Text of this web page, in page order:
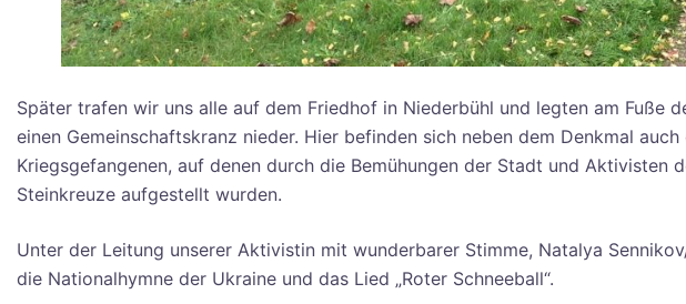
Später trafen wir uns alle auf dem Friedhof in Niederbühl und legten am Fuße
einen Gemeinschaftskranz nieder. Hier befinden sich neben dem Denkmal
Kriegsgefangenen, auf denen durch die Bemühungen der Stadt und Aktivisten
Steinkreuze aufgestellt wurden.
Unter der Leitung unserer Aktivistin mit wunderbarer Stimme, Natalya
die Nationalhymne der Ukraine und das Lied „Roter Schneeball“.